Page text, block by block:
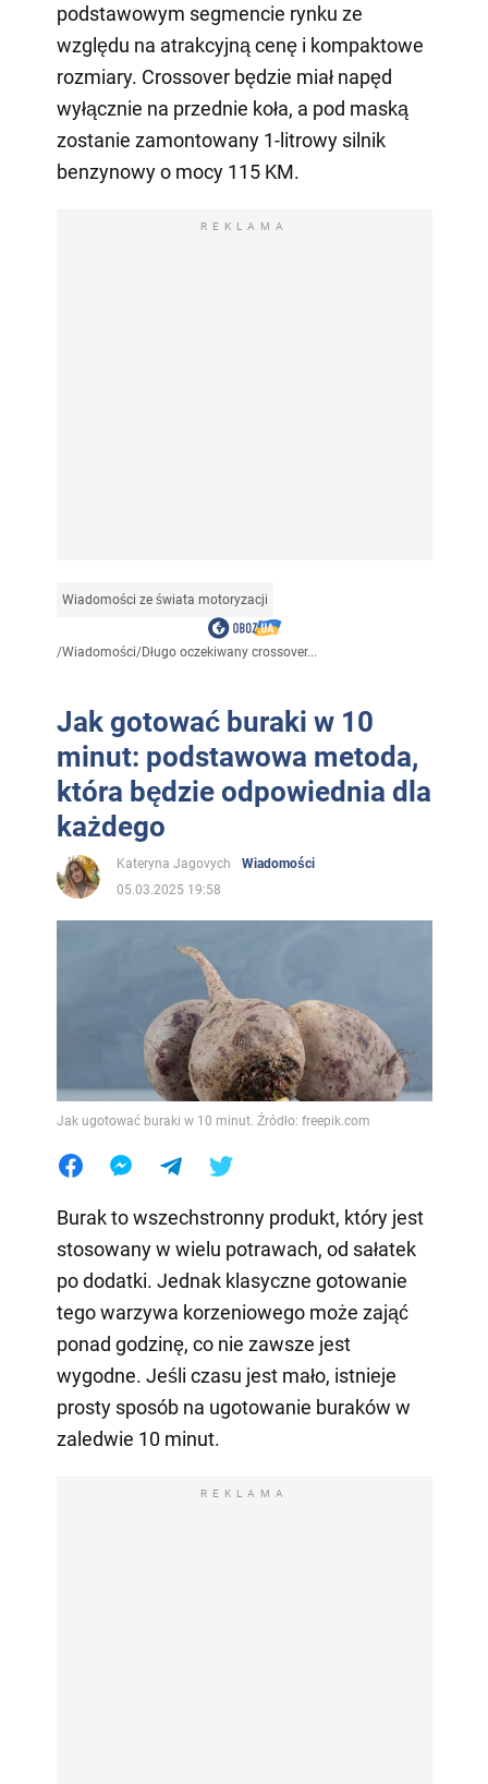
podstawowym segmencie rynku ze
względu na atrakcyjną cenę i kompaktowe
rozmiary. Crossover będzie miał napęd
wyłącznie na przednie koła, a pod maską
zostanie zamontowany 1-litrowy silnik
benzynowy o mocy 115 KM.
REKLAMA
Wiadomości ze świata motoryzacji
/Wiadomości/Długo oczekiwany crossover...
Jak gotować buraki w 10
minut: podstawowa metoda,
która będzie odpowiednia dla
każdego
Kateryna Jagovych
Wiadomości
05.03.2025 19:58
Jak ugotować buraki w 10 minut. Źródło: freepik.com
Burak to wszechstronny produkt, który jest
stosowany w wielu potrawach, od sałatek
po dodatki. Jednak klasyczne gotowanie
tego warzywa korzeniowego może zająć
ponad godzinę, co nie zawsze jest
wygodne. Jeśli czasu jest mało, istnieje
prosty sposób na ugotowanie buraków w
zaledwie 10 minut.
REKLAMA